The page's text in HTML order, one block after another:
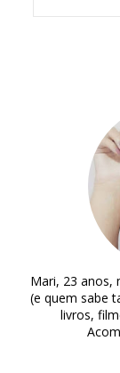
Mari, 23 anos,
(e quem sabe
livros,